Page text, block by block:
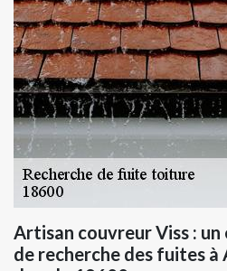
Artisan couvreur Viss :
de recherche des fuites à